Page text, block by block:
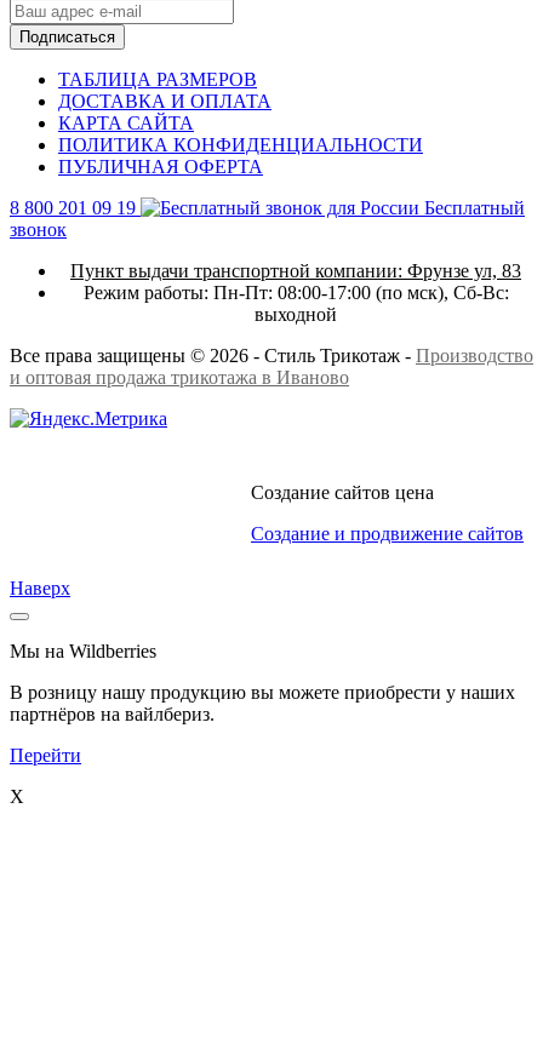
Подписаться
ТАБЛИЦА РАЗМЕРОВ
ДОСТАВКА И ОПЛАТА
КАРТА САЙТА
ПОЛИТИКА КОНФИДЕНЦИАЛЬНОСТИ
ПУБЛИЧНАЯ ОФЕРТА
8 800 201 09 19
Бесплатный
звонок
Пункт выдачи транспортной компании: Фрунзе ул, 83
Режим работы: Пн-Пт: 08:00-17:00 (по мск), Сб-Вс:
выходной
Все права защищены © 2026 - Стиль Трикотаж - Производство
и оптовая продажа трикотажа в Иваново
Создание сайтов цена
Создание и продвижение сайтов
Наверх
Мы на Wildberries
В розницу нашу продукцию вы можете приобрести у наших
партнёров на вайлбериз.
Перейти
X